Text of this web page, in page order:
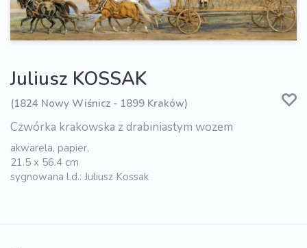
Juliusz KOSSAK
(1824 Nowy Wiśnicz - 1899 Kraków)
Czwórka krakowska z drabiniastym wozem
akwarela, papier,
21.5 x 56.4 cm
sygnowana l.d.: Juliusz Kossak